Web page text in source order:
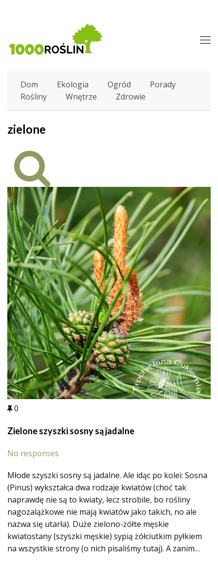
Dom Ekologia Ogród
Porady
Rośliny
Wnętrze Zdrowie
zielone
0
Zielone szyszki sosny są jadalne
No responses
Młode szyszki sosny są jadalne. Ale idąc po kolei: Sosna
(Pinus) wykształca dwa rodzaje kwiatów (choć tak
naprawdę nie są to kwiaty, lecz strobile, bo rośliny
nagozalążkowe nie mają kwiatów jako takich, no ale
nazwa się utarła). Duże zielono-żółte męskie
kwiatostany (szyszki męskie) sypią żółciutkim pyłkiem
na wszystkie strony (o nich pisaliśmy tutaj). A zanim…